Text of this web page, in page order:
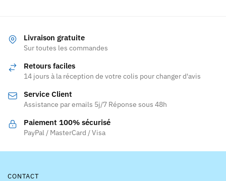
variations.
Les
peuvent
choisies
sur
la
page
être
sur
Livraison gratuite
Sur toutes les commandes
Retours faciles
14 jours à la réception de votre colis pour changer d'avis
Service Client
Assistance par emails 5j/7 Réponse sous 48h
Paiement 100% sécurisé
PayPal / MasterCard / Visa
CONTACT